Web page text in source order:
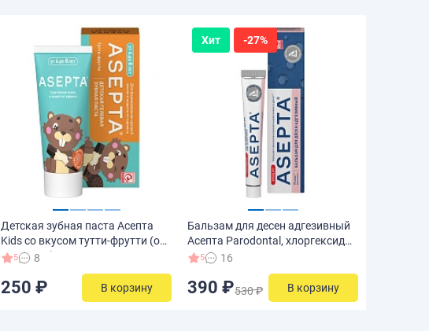
Детская зубная паста Асепта
Kids со вкусом тутти-фрутти (от
4 до 8 лет), 50 мл
5 8
250 ₽ В корзину
Хит -27%
Бальзам для десен адгезивный
Асепта Parodontal, хлоргексидин
0,1% 10 гр
5 16
390 ₽530 ₽ В корзину